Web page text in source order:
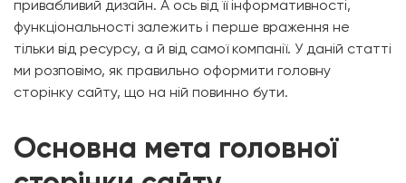
привабливий дизайн. А ось від її інформативності,
функціональності залежить і перше враження не
тільки від ресурсу, а й від самої компанії. У даній статті
ми розповімо, як правильно оформити головну
сторінку сайту, що на ній повинно бути.
Основна мета головної